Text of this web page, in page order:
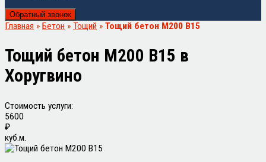
Обратный звонок
Главная » Бетон » Тощий » Тощий бетон М200 B15
Тощий бетон М200 B15 в
Хоругвино
Стоимость услуги:
5600
₽
куб.м.